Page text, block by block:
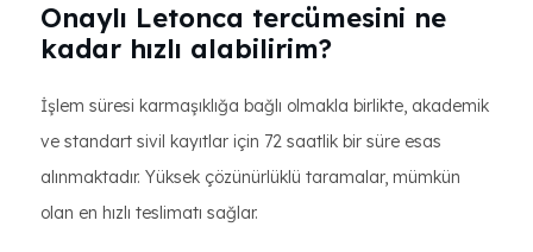
Onaylı Letonca tercümesini ne
kadar hızlı alabilirim?
İşlem süresi karmaşıklığa bağlı olmakla birlikte, akademik
ve standart sivil kayıtlar için 72 saatlik bir süre esas
alınmaktadır. Yüksek çözünürlüklü taramalar, mümkün
olan en hızlı teslimatı sağlar.